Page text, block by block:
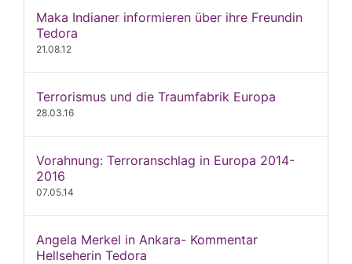
Maka Indianer informieren über ihre Freundin
Tedora
21.08.12
Terrorismus und die Traumfabrik Europa
28.03.16
Vorahnung: Terroranschlag in Europa 2014-
2016
07.05.14
Angela Merkel in Ankara- Kommentar
Hellseherin Tedora